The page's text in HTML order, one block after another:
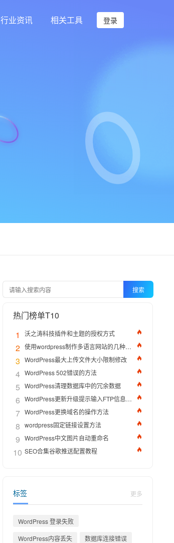
行业资讯 相关工具 登录
搜索
热门榜单T10
1
沃之涛科技插件和主题的授权方式
2 使用wordpress制作多语言网站的几种方法
3 WordPress最大上传文件大小限制修改
4 WordPress 502错误的方法
5 WordPress清理数据库中的冗余数据
6 WordPress更新升级提示输入FTP信息的解决办法
7 WordPress更换域名的操作方法
8 wordpress固定链接设置方法
9 WordPress中文图片自动重命名
10 SEO合集谷歌推送配置教程
标签 更多
WordPress 登录失败
WordPress内容丢失
数据库连接错误